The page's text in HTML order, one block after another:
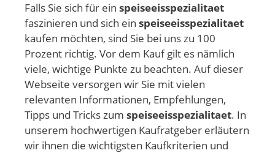
Falls Sie sich für ein speiseeisspezialitaet
faszinieren und sich ein speiseeisspezialitaet
kaufen möchten, sind Sie bei uns zu 100
Prozent richtig. Vor dem Kauf gilt es nämlich
viele, wichtige Punkte zu beachten. Auf dieser
Webseite versorgen wir Sie mit vielen
relevanten Informationen, Empfehlungen,
Tipps und Tricks zum speiseeisspezialitaet. In
unserem hochwertigen Kaufratgeber erläutern
wir ihnen die wichtigsten Kaufkriterien und